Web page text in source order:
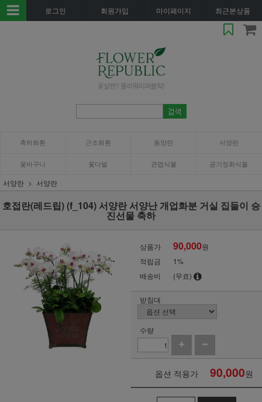
로그인 회원가입 마이페이지 최근본상품
축하화환 근조화환 동양란 서양란
꽃바구니 꽃다발 관엽식물 공기정화식물
서양란 서양란
호접란(레드립) (f_104) 서양란 서양난 개업화분 거실 집들이 승
진선물 축하
상품가 90,000원
적립금
1%
배송비
(무료)
받침대
수량
옵션 적용가 90,000원